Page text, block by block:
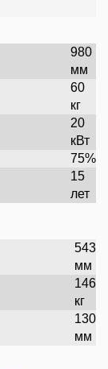
980
мм
60
кг
20
кВт
75%
15
лет
543
мм
146
кг
130
мм